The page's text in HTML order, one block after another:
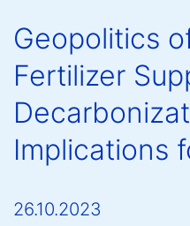
Geopolitics
Fertilizer
Implications
26.10.2023